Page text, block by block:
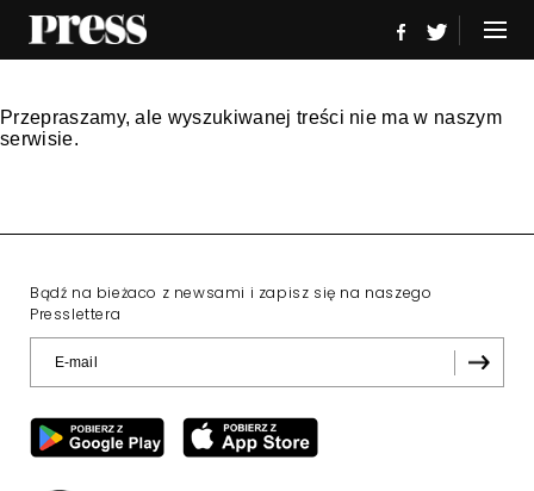
Przepraszamy, ale wyszukiwanej treści nie ma w naszym
serwisie.
Bądź na bieżaco z newsami i zapisz się na naszego
Presslettera